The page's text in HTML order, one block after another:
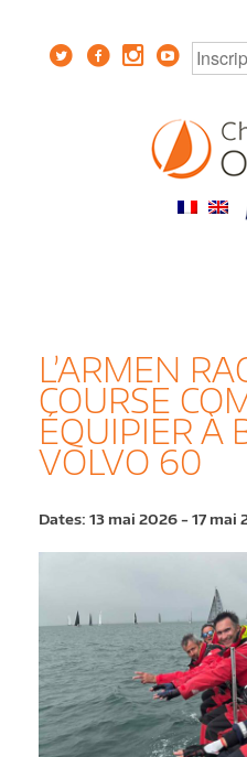
L’ARMEN
COURSE
ÉQUIPIER À
VOLVO 60
Dates: 13 mai 2026-17 mai